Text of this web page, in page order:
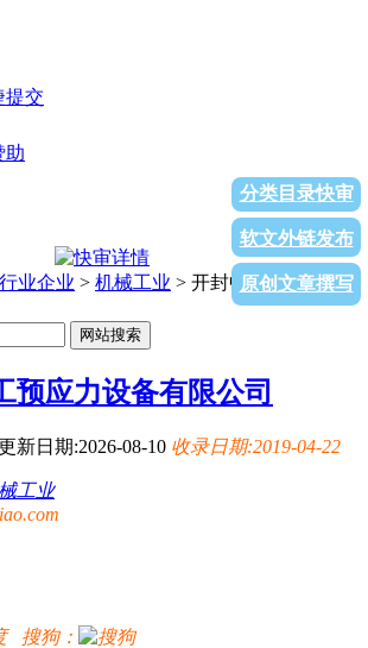
分类目录快审
软文外链发布
原创文章撰写
行业企业 > 机械工业 > 开封中交建工预应
网站搜索
预应力设备有限公司
新日期:2026-08-10 收录日期:2019-04-22
工业
搜狗：